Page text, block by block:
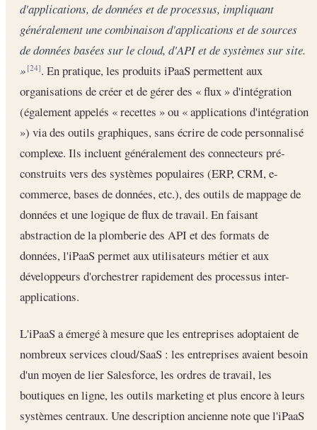
d'applications, de données et de processus, impliquant
généralement une combinaison d'applications et de sources
de données basées sur le cloud, d'API et de systèmes sur site.
» [24]. En pratique, les produits iPaaS permettent aux
organisations de créer et de gérer des « flux » d'intégration
(également appelés « recettes » ou « applications d'intégration
») via des outils graphiques, sans écrire de code personnalisé
complexe. Ils incluent généralement des connecteurs pré-
construits vers des systèmes populaires (ERP, CRM, e-
commerce, bases de données, etc.), des outils de mappage de
données et une logique de flux de travail. En faisant
abstraction de la plomberie des API et des formats de
données, l'iPaaS permet aux utilisateurs métier et aux
développeurs d'orchestrer rapidement des processus inter-
applications.
L'iPaaS a émergé à mesure que les entreprises adoptaient de
nombreux services cloud/SaaS : les entreprises avaient besoin
d'un moyen de lier Salesforce, les ordres de travail, les
boutiques en ligne, les outils marketing et plus encore à leurs
systèmes centraux. Une description ancienne note que l'iPaaS